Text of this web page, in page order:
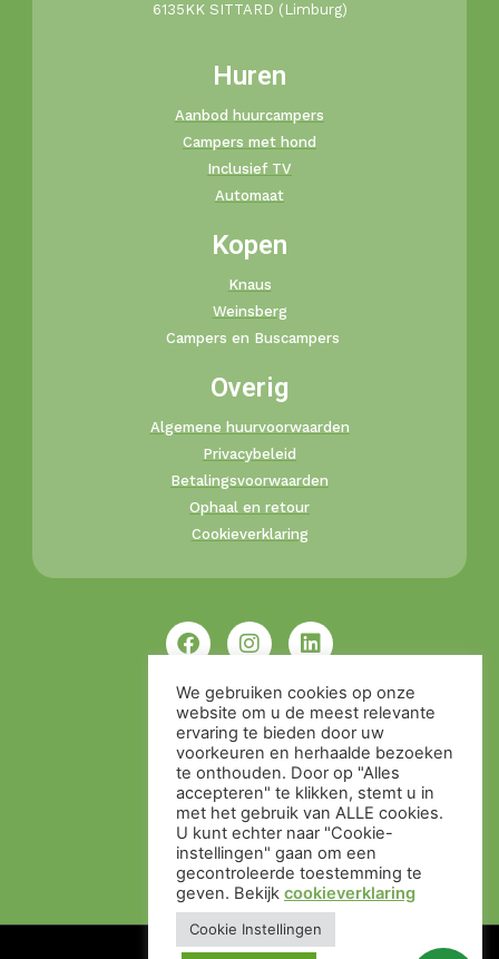
6135KK SITTARD (Limburg)
Huren
Aanbod huurcampers
Campers met hond
Inclusief TV
Automaat
Kopen
Knaus
Weinsberg
Campers en Buscampers
Overig
Algemene huurvoorwaarden
Privacybeleid
Betalingsvoorwaarden
Ophaal en retour
Cookieverklaring
We gebruiken cookies op onze
website om u de meest relevante
ervaring te bieden door uw
voorkeuren en herhaalde bezoeken
te onthouden. Door op "Alles
accepteren" te klikken, stemt u in
met het gebruik van ALLE cookies.
U kunt echter naar "Cookie-
instellingen" gaan om een ​​
gecontroleerde toestemming te
geven. Bekijk cookieverklaring
Cookie Instellingen